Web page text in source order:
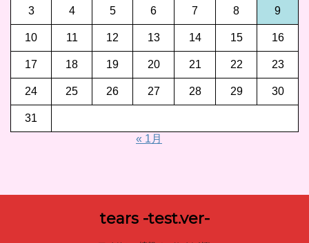
3 4 5 6 7 8 9
10 11 12 13 14 15 16
17 18 19 20 21 22 23
24 25 26 27 28 29 30
31
« 1月
tears -test.ver-